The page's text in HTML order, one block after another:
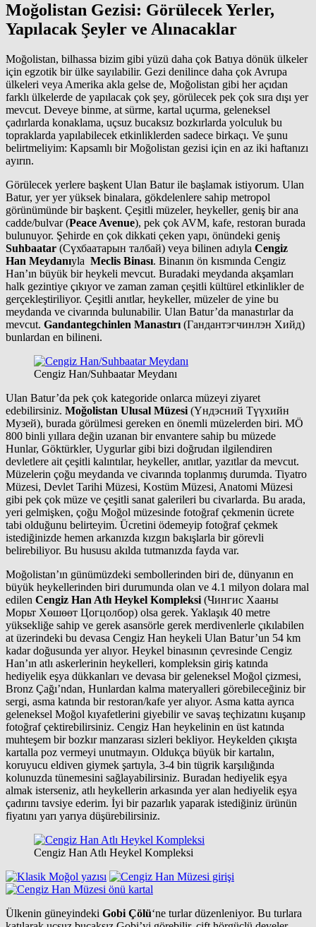
Moğolistan Gezisi: Görülecek Yerler,
Yapılacak Şeyler ve Alınacaklar
Moğolistan, bilhassa bizim gibi yüzü daha çok Batıya dönük ülkeler
için egzotik bir ülke sayılabilir. Gezi denilince daha çok Avrupa
ülkeleri veya Amerika akla gelse de, Moğolistan gibi her açıdan
farklı ülkelerde de yapılacak çok şey, görülecek pek çok sıra dışı yer
mevcut. Deveye binme, at sürme, kartal uçurma, geleneksel
çadırlarda konaklama, uçsuz bucaksız bozkırlarda yolculuk bu
topraklarda yapılabilecek etkinliklerden sadece birkaçı. Ve şunu
belirtmeliyim: Kapsamlı bir Moğolistan gezisi için en az iki haftanızı
ayırın.
Görülecek yerlere başkent Ulan Batur ile başlamak istiyorum. Ulan
Batur, yer yer yüksek binalara, gökdelenlere sahip metropol
görünümünde bir başkent. Çeşitli müzeler, heykeller, geniş bir ana
cadde/bulvar (Peace Avenue), pek çok AVM, kafe, restoran burada
bulunuyor. Şehirde en çok dikkati çeken yapı, önündeki geniş
Suhbaatar (Сүхбаатарын талбай) veya bilinen adıyla Cengiz
Han Meydanıyla Meclis Binası. Binanın ön kısmında Cengiz
Han’ın büyük bir heykeli mevcut. Buradaki meydanda akşamları
halk gezintiye çıkıyor ve zaman zaman çeşitli kültürel etkinlikler de
gerçekleştiriliyor. Çeşitli anıtlar, heykeller, müzeler de yine bu
meydanda ve civarında bulunabilir. Ulan Batur’da manastırlar da
mevcut. Gandantegchinlen Manastırı (Гандантэгчинлэн Хийд)
bunlardan en bilineni.
Cengiz Han/Suhbaatar Meydanı
Ulan Batur’da pek çok kategoride onlarca müzeyi ziyaret
edebilirsiniz. Moğolistan Ulusal Müzesi (Үндэсний Түүхийн
Музей), burada görülmesi gereken en önemli müzelerden biri. MÖ
800 binli yıllara değin uzanan bir envantere sahip bu müzede
Hunlar, Göktürkler, Uygurlar gibi bizi doğrudan ilgilendiren
devletlere ait çeşitli kalıntılar, heykeller, anıtlar, yazıtlar da mevcut.
Müzelerin çoğu meydanda ve civarında toplanmış durumda. Tiyatro
Müzesi, Devlet Tarihi Müzesi, Kostüm Müzesi, Anatomi Müzesi
gibi pek çok müze ve çeşitli sanat galerileri bu civarlarda. Bu arada,
yeri gelmişken, çoğu Moğol müzesinde fotoğraf çekmenin ücrete
tabi olduğunu belirteyim. Ücretini ödemeyip fotoğraf çekmek
istediğinizde hemen arkanızda kızgın bakışlarla bir görevli
belirebiliyor. Bu hususu akılda tutmanızda fayda var.
Moğolistan’ın günümüzdeki sembollerinden biri de, dünyanın en
büyük heykellerinden biri durumunda olan ve 4.1 milyon dolara mal
edilen Cengiz Han Atlı Heykel Kompleksi (Чингис Хааны
Морьт Хөшөөт Цогцолбор) olsa gerek. Yaklaşık 40 metre
yüksekliğe sahip ve gerek asansörle gerek merdivenlerle çıkılabilen
at üzerindeki bu devasa Cengiz Han heykeli Ulan Batur’un 54 km
kadar doğusunda yer alıyor. Heykel binasının çevresinde Cengiz
Han’ın atlı askerlerinin heykelleri, kompleksin giriş katında
hediyelik eşya dükkanları ve devasa bir geleneksel Moğol çizmesi,
Bronz Çağı’ndan, Hunlardan kalma materyalleri görebileceğiniz bir
sergi, asma katında bir restoran/kafe yer alıyor. Asma katta ayrıca
geleneksel Moğol kıyafetlerini giyebilir ve savaş teçhizatını kuşanıp
fotoğraf çektirebilirsiniz. Cengiz Han heykelinin en üst katında
muhteşem bir bozkır manzarası sizleri bekliyor. Heykelden çıkışta
kartalla poz vermeyi unutmayın. Oldukça büyük bir kartalın,
koruyucu eldiven giymek şartıyla, 3-4 bin tügrik karşılığında
kolunuzda tünemesini sağlayabilirsiniz. Buradan hediyelik eşya
almak isterseniz, atlı heykellerin arkasında yer alan hediyelik eşya
çadırını tavsiye ederim. İyi bir pazarlık yaparak istediğiniz ürünün
fiyatını yarı yarıya düşürebilirsiniz.
Cengiz Han Atlı Heykel Kompleksi
Ülkenin güneyindeki Gobi Çölü‘ne turlar düzenleniyor. Bu turlara